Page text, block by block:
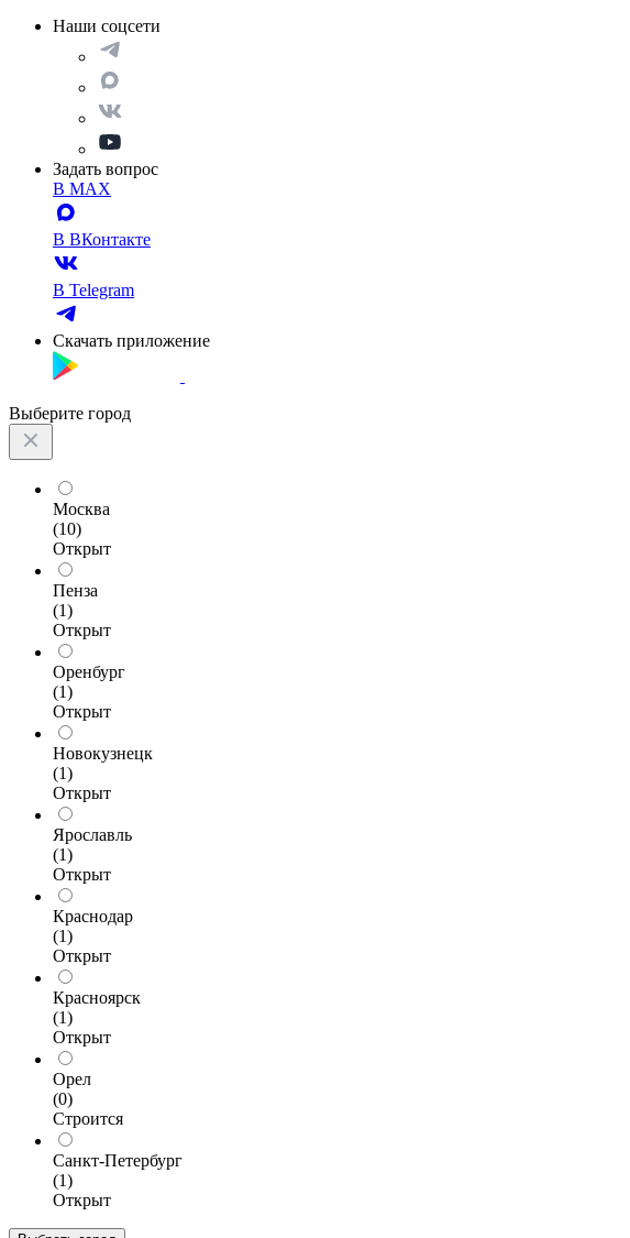
Наши соцсети
Задать вопрос
В MAX
В ВКонтакте
В Telegram
Скачать приложение
Выберите город
Москва
(10)
Открыт
Пенза
(1)
Открыт
Оренбург
(1)
Открыт
Новокузнецк
(1)
Открыт
Ярославль
(1)
Открыт
Краснодар
(1)
Открыт
Красноярск
(1)
Открыт
Орел
(0)
Строится
Санкт-Петербург
(1)
Открыт